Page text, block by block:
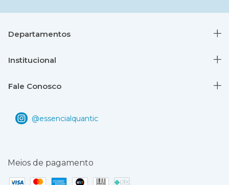
Departamentos
Institucional
Fale Conosco
Meios de pagamento